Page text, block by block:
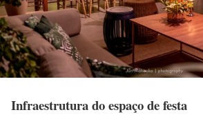
Infraestrutura do espaço de festa